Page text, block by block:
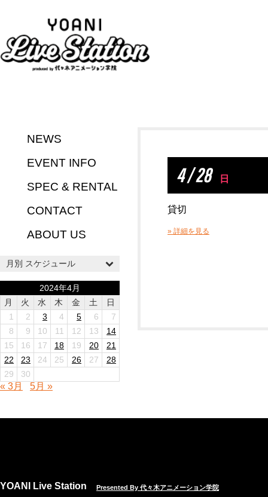
NEWS
EVENT INFO
SPEC & RENTAL
CONTACT
ABOUT US
月別 スケジュール
2024年4月
月
火 水 木 金 土
日
1
2 3 4 5 6
7
8
9 10 11 12 13
14
15
16 17 18 19 20
21
22
23 24 25 26 27
28
29
30
« 3月 5月 »
4 / 28 日
貸切
» 詳細を見る
YOANI Live Station Presented By 代々木アニメーション学院